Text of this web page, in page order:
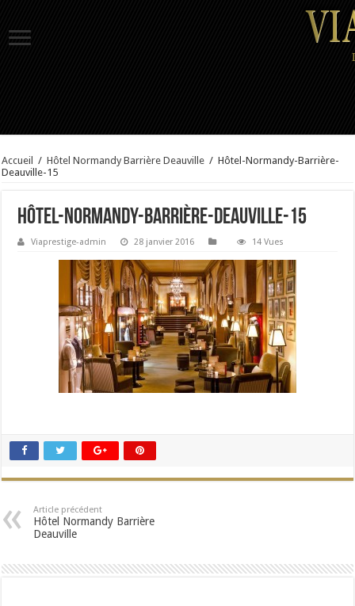
Accueil / Hôtel Normandy Barrière Deauville / Hôtel-Normandy-Barrière-
Deauville-15
Hôtel-Normandy-Barrière-Deauville-15
Viaprestige-admin 28 janvier 2016 14 Vues
Article précédent
Hôtel Normandy Barrière
Deauville